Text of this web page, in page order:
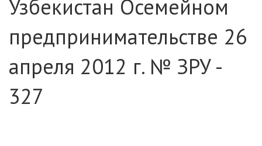
Узбекистан Осемейном
предпринимательстве 26
апреля 2012 г. № ЗРУ -
327